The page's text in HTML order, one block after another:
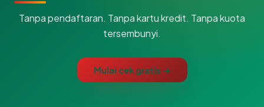
Tanpa pendaftaran. Tanpa kartu kredit. Tanpa kuota
tersembunyi.
Mulai cek gratis →